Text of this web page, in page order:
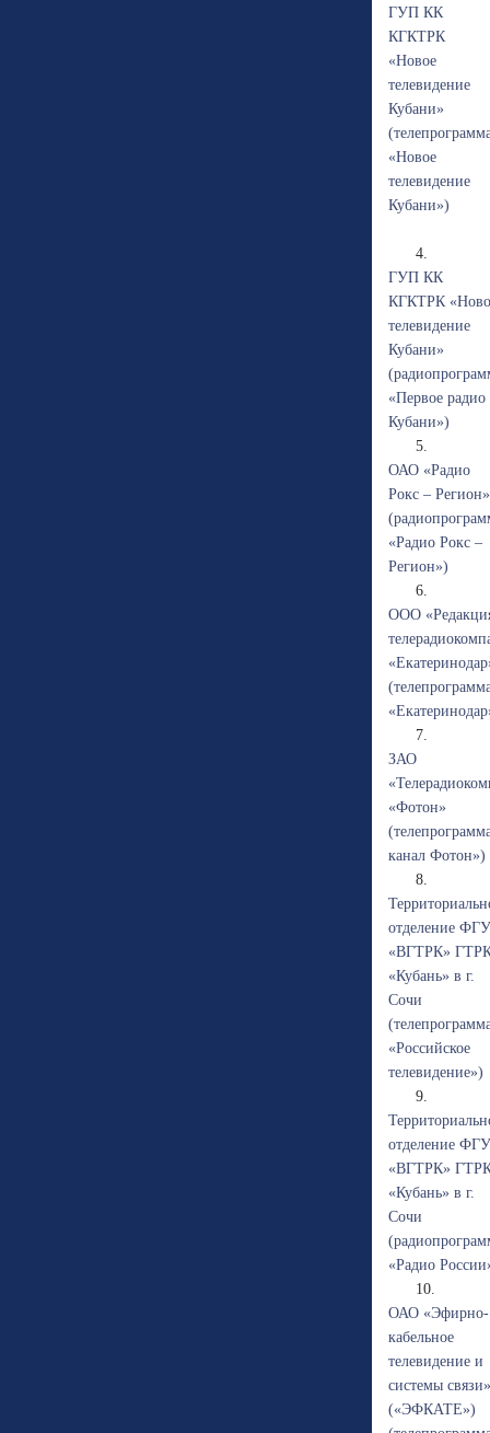
ГУП КК
КГКТРК
«Новое
телевидение
Кубани»
«Новое
телевидение
Кубани»)
4.
ГУП КК
КГКТРК
телевидение
Кубани»
«Первое радио
Кубани»)
5.
ОАО «Радио
Рокс – Регион»
«Радио Рокс –
Регион»)
6.
ООО
7.
ЗАО
«Фотон»
канал Фотон»)
8.
отделение
«ВГТРК»
«Кубань» в г.
Сочи
«Российское
телевидение»)
9.
отделение
«ВГТРК»
«Кубань» в г.
Сочи
«Радио
10.
ОАО «Эфирно-
кабельное
телевидение и
системы связи»
(«ЭФКАТЕ»)